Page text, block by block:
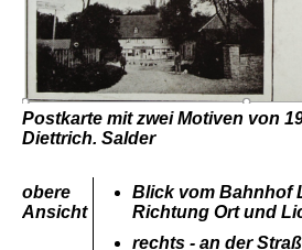
Postkarte mit zwei Motiven von
Diettrich. Salder
obere
Ansicht
Blick vom Bahnhof
Richtung Ort und
rechts - an der